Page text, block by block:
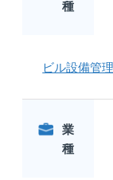
種
ビル設備管理
業
種